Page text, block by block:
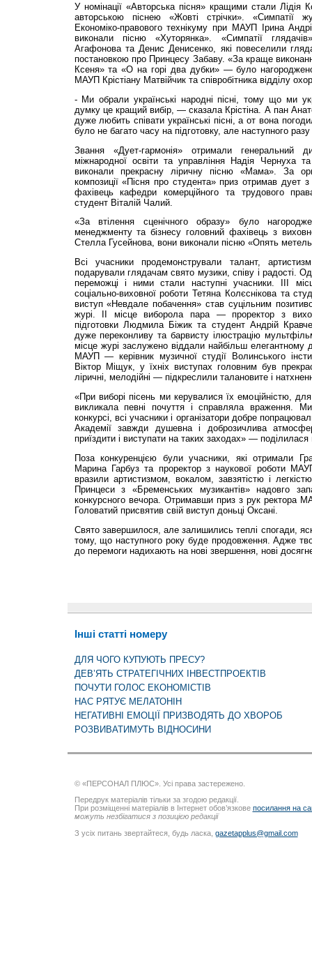
У номінації «Авторська пісня» кращими стали Лідія
авторською піснею «Жовті стрічки». «Симпатії
Економіко-правового технікуму при МАУП Ірина
виконали пісню «Хуторянка». «Симпатії
Агафонова та Денис Денисенко, які повеселили
постановкою про Принцесу Забаву. «За краще
Ксеня» та «О на горі два дубки» — було
МАУП Крістіану Матвійчик та співробітника відділу
- Ми обрали українські народні пісні, тому що ми
думку це кращий вибір, — сказала Крістіна. А пан
дуже любить співати українські пісні, а от вона
було не багато часу на підготовку, але наступного
Звання «Дует-гармонія» отримали генеральний
міжнародної освіти та управління Надія Чернуха
виконали прекрасну ліричну пісню «Мама». За
композиції «Пісня про студента» приз отримав дует
фахівець кафедри комерційного та трудового
студент Віталій Чалий.
«За втілення сценічного образу» було
менеджменту та бізнесу головний фахівець з
Стелла Гусейнова, вони виконали пісню «Опять
Всі учасники продемонстрували талант,
подарували глядачам свято музики, співу і радості.
переможці і ними стали наступні учасники. ІІІ
соціально-виховної роботи Тетяна Колєснікова та
виступ «Невдале побачення» став суцільним
журі. ІІ місце виборола пара — проректор з
підготовки Людмила Біжик та студент Андрій
дуже переконливу та барвисту ілюстрацію
місце журі заслужено віддали найбільш елегантному
МАУП — керівник музичної студії Волинського
Віктор Міщук, у їхніх виступах головним був
ліричні, мелодійні — підкреслили талановите і
«При виборі пісень ми керувалися їх емоційністю,
викликала певні почуття і справляла враження.
конкурсі, всі учасники і організатори добре
Академії завжди душевна і доброзичлива
приїздити і виступати на таких заходах» —
Поза конкуренцією були учасники, які отримали
Марина Гарбуз та проректор з наукової роботи
вразили артистизмом, вокалом, завзятістю і
Принцеси з «Бременських музикантів» надовго
конкурсного вечора. Отримавши приз з рук ректора
Головатий присвятив свій виступ доньці Оксані.
Свято завершилося, але залишились теплі спогади,
тому, що наступного року буде продовження. Адже
до перемоги надихають на нові звершення, нові
Інші статті номеру
ДЛЯ ЧОГО КУПУЮТЬ ПРЕСУ?
ДЕВ’ЯТЬ СТРАТЕГІЧНИХ ІНВЕСТПРОЕКТІВ
ПОЧУТИ ГОЛОС ЕКОНОМІСТІВ
НАС РЯТУЄ МЕЛАТОНІН
НЕГАТИВНІ ЕМОЦІЇ ПРИЗВОДЯТЬ ДО ХВОРОБ
РОЗВИВАТИМУТЬ ВІДНОСИНИ
© «ПЕРСОНАЛ ПЛЮС». Усі права застережено.
Передрук матеріалів тільки за згодою редакції.
При розміщенні матеріалів в Інтернет обов’язкове посилання на
можуть незбігатися з позицією редакції
З усіх питань звертайтеся, будь ласка, gazetapplus@gmail.com